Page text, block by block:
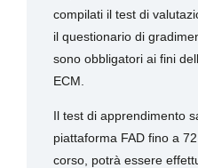
compilati il test di
il questionario di
sono obbligatori ai fini
ECM.
Il test di apprendimento
piattaforma FAD fino a
corso, potrà essere